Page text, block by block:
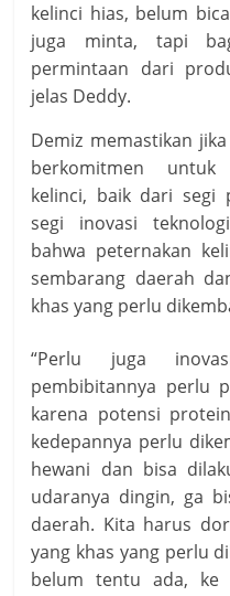
kelinci hias, belum
juga minta, tapi
permintaan dari
jelas Deddy.
Demiz memastikan
berkomitmen untuk
kelinci, baik dari segi
segi inovasi
bahwa peternakan
sembarang daerah
khas yang perlu
“Perlu juga
pembibitannya perlu
karena potensi
kedepannya perlu
hewani dan bisa
udaranya dingin, ga
daerah. Kita harus
yang khas yang perlu
belum tentu ada, ke